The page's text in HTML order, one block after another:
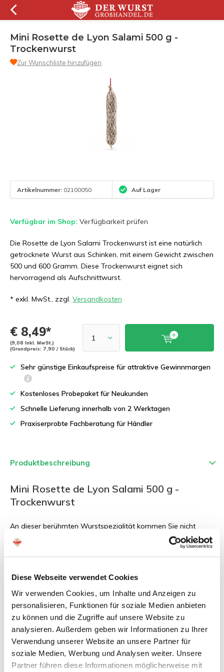
Diese Webseite verwendet Cookies
Wir verwenden Cookies, um Inhalte und Anzeigen zu
personalisieren, Funktionen für soziale Medien anbieten
zu können und die Zugriffe auf unsere Website zu
analysieren. Außerdem geben wir Informationen zu Ihrer
Verwendung unserer Website an unsere Partner für
soziale Medien, Werbung und Analysen weiter. Unsere
Partner führen diese Informationen möglicherweise mit
Mini Rosette de Lyon Salami 500 g -
Trockenwurst
Zur Wunschliste hinzufügen
Artikelnummer: 02100050 Auf Lager
Verfügbar im Shop: Verfügbarkeit prüfen
Die Rosette de Lyon Salami Trockenwurst ist eine natürlich
getrocknete Wurst aus Schinken, mit einem Gewicht zwischen
500 und 600 Gramm. Diese Trockenwurst eignet sich
hervorragend als Aufschnittwurst.
* exkl. MwSt., zzgl. Versandkosten
€ 8,49*
(9,08 Inkl. MwSt.)
(Grundpreis: 7,90 / Stück)
Sehr günstige Einkaufspreise für attraktive Gewinnmargen
Kostenloses Probepaket für Neukunden
Schnelle Lieferung innerhalb von 2 Werktagen
Praxiserprobte Fachberatung für Händler
Produktbeschreibung
Mini Rosette de Lyon Salami 500 g -
Trockenwurst
An dieser berühmten Wurstspezialität kommen Sie nicht
vorbei: Rosette de Lyon Salami. Die Rosette de Lyon wurde
früher viel bei Taufen und Hochzeiten gereicht. Diese Salami-
sechs Monate lufttrocknen, damit sie diesen herrlichen,
kräftigen und würzigen Geschmack entfalten kann.
Die Rosette de Lyon Salami sollten Sie unbedingt einmal
probieren - perfekt zum Rotwein, als Aperitif oder als